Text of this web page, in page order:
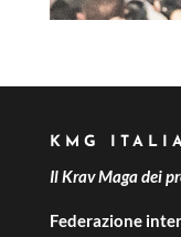
KMG
Il Krav Maga dei
Federazione